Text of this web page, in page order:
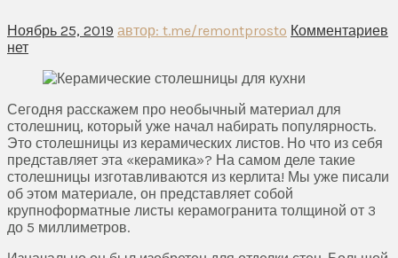
Ноябрь 25, 2019 автор: t.me/remontprosto Комментариев
нет
Сегодня расскажем про необычный материал для
столешниц, который уже начал набирать популярность.
Это столешницы из керамических листов. Но что из себя
представляет эта «керамика»? На самом деле такие
столешницы изготавливаются из керлита! Мы уже писали
об этом материале, он представляет собой
крупноформатные листы керамогранита толщиной от 3
до 5 миллиметров.